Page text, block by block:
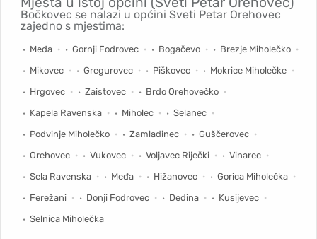
Bočkovec se nalazi u općini Sveti Petar Orehovec
zajedno s mjestima:
Međa Gornji Fodrovec Bogačevo
Brezje Miholečko
Mikovec
Gregurovec Piškovec
Mokrice Miholečke
Hrgovec
Zaistovec
Brdo Orehovečko
Kapela Ravenska
Miholec
Selanec
Podvinje Miholečko
Zamladinec
Guščerovec
Orehovec
Vukovec Voljavec Riječki
Vinarec
Sela Ravenska
Međa Hižanovec
Gorica Miholečka
Ferežani
Donji Fodrovec Dedina
Kusijevec
Selnica Miholečka